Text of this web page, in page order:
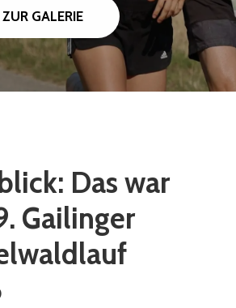
ZUR GALERIE
Das war
Gailinger